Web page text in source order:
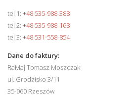
tel 1: +48 535-988-388
tel 2: +48 535-988-168
tel 3: +48 531-558-854
Dane do faktury:
RaMaj Tomasz Moszczak
ul. Grodzisko 3/11
35-060 Rzeszów